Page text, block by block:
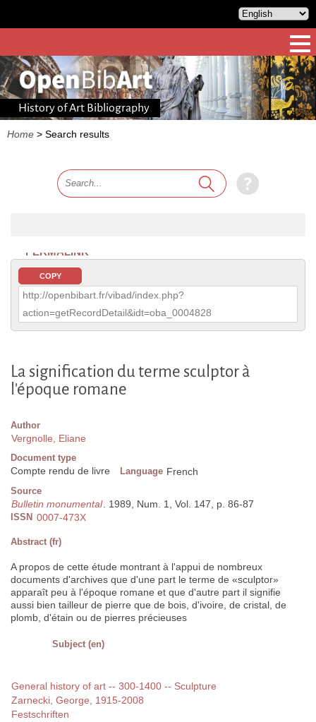
History of Art Bibliography
Home > Search results
PERMALINK
COPY
http://openbibart.fr/vibad/index.php?
action=getRecordDetail&idt=oba_0004828
La signification du terme sculptor à
l'époque romane
Author
Vergnolle, Eliane
Document type
Compte rendu de livre Language French
Source
Bulletin monumental. 1989, Num. 1, Vol. 147, p. 86-87
ISSN 0007-473X
Abstract (fr)
A propos de cette étude montrant à l'appui de nombreux
documents d'archives que d'une part le terme de «sculptor»
apparaît peu à l'époque romane et que d'autre part il signifie
aussi bien tailleur de pierre que de bois, d'ivoire, de cristal, de
plomb, d'étain ou de pierres précieuses
Subject (en)
General history of art -- 300-1400 -- Sculpture
Zarnecki, George, 1915-2008
Festschriften